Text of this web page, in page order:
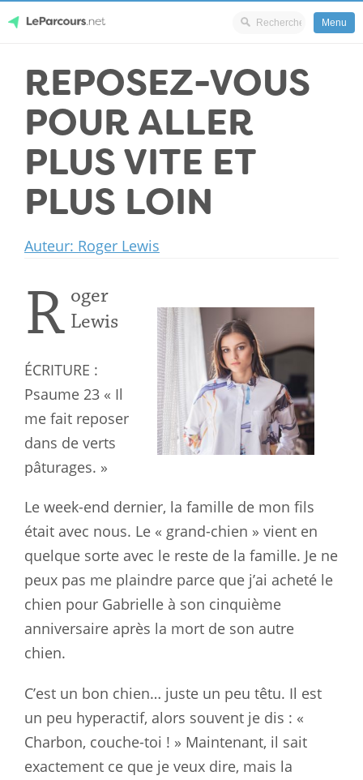
content
LeParcours.net
Menu
REPOSEZ-VOUS
POUR ALLER
PLUS VITE ET
PLUS LOIN
Auteur: Roger Lewis
R oger
Lewis
ÉCRITURE :
Psaume 23 « Il
me fait reposer
dans de verts
pâturages. »
Le week-end dernier, la famille de mon fils
était avec nous. Le « grand-chien » vient en
quelque sorte avec le reste de la famille. Je ne
peux pas me plaindre parce que j’ai acheté le
chien pour Gabrielle à son cinquième
anniversaire après la mort de son autre
chien.
C’est un bon chien… juste un peu têtu. Il est
un peu hyperactif, alors souvent je dis : «
Charbon, couche-toi ! » Maintenant, il sait
exactement ce que je veux dire, mais la